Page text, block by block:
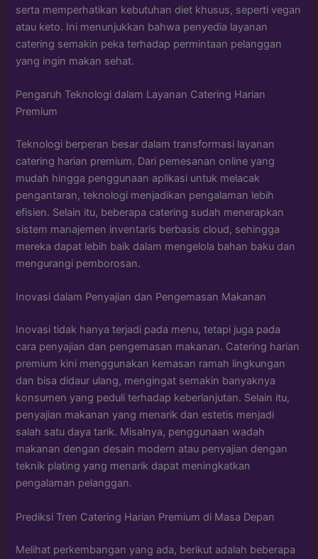
serta memperhatikan kebutuhan diet khusus, seperti vegan
atau keto. Ini menunjukkan bahwa penyedia layanan
catering semakin peka terhadap permintaan pelanggan
yang ingin makan sehat.
Pengaruh Teknologi dalam Layanan Catering Harian
Premium
Teknologi berperan besar dalam transformasi layanan
catering harian premium. Dari pemesanan online yang
mudah hingga penggunaan aplikasi untuk melacak
pengantaran, teknologi menjadikan pengalaman lebih
efisien. Selain itu, beberapa catering sudah menerapkan
sistem manajemen inventaris berbasis cloud, sehingga
mereka dapat lebih baik dalam mengelola bahan baku dan
mengurangi pemborosan.
Inovasi dalam Penyajian dan Pengemasan Makanan
Inovasi tidak hanya terjadi pada menu, tetapi juga pada
cara penyajian dan pengemasan makanan. Catering harian
premium kini menggunakan kemasan ramah lingkungan
dan bisa didaur ulang, mengingat semakin banyaknya
konsumen yang peduli terhadap keberlanjutan. Selain itu,
penyajian makanan yang menarik dan estetis menjadi
salah satu daya tarik. Misalnya, penggunaan wadah
makanan dengan desain modern atau penyajian dengan
teknik plating yang menarik dapat meningkatkan
pengalaman pelanggan.
Prediksi Tren Catering Harian Premium di Masa Depan
Melihat perkembangan yang ada, berikut adalah beberapa